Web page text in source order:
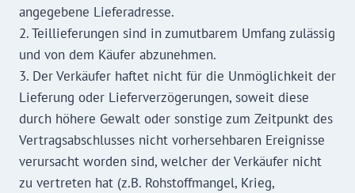
angegebene Lieferadresse.
2. Teillieferungen sind in zumutbarem Umfang zulässig
und von dem Käufer abzunehmen.
3. Der Verkäufer haftet nicht für die Unmöglichkeit der
Lieferung oder Lieferverzögerungen, soweit diese
durch höhere Gewalt oder sonstige zum Zeitpunkt des
Vertragsabschlusses nicht vorhersehbaren Ereignisse
verursacht worden sind, welcher der Verkäufer nicht
zu vertreten hat (z.B. Rohstoffmangel, Krieg,